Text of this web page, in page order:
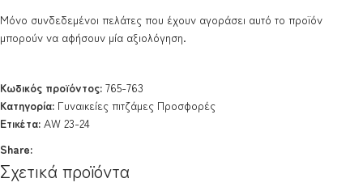
Μόνο συνδεδεμένοι πελάτες που έχουν αγοράσει αυτό το προϊόν
μπορούν να αφήσουν μία αξιολόγηση.
Κωδικός προϊόντος: 765-763
Κατηγορία: Γυναικείες πιτζάμες Προσφορές
Ετικέτα: AW 23-24
Share:
Σχετικά προϊόντα